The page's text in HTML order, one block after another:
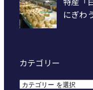
カテゴリー
カ